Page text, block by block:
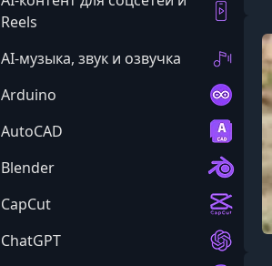
Reels
AI-музыка, звук и озвучка
Arduino
AutoCAD
Blender
CapCut
ChatGPT